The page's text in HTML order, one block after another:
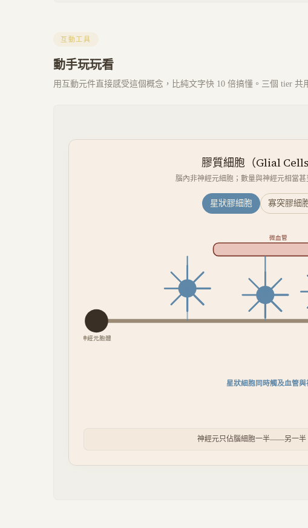
互動工具
動手玩玩看
用互動元件直接感受這個概念，比純文字快 10 倍搞懂。三個 tier 共
膠質細胞（Glial
腦內非神經元細胞；數量與神經元相當
星狀膠細胞 寡突膠細
神經元胞體
微血管
星狀細胞同時觸及血管
神經元只佔腦細胞一半——另一半